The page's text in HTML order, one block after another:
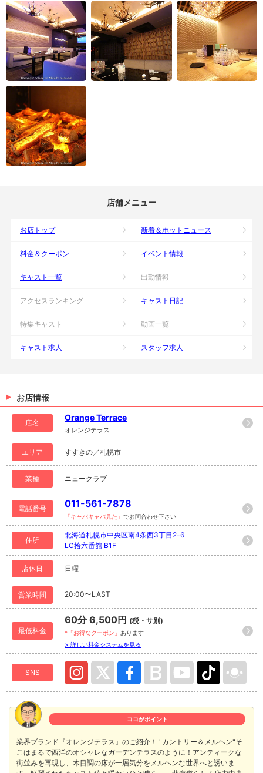
店舗メニュー
お店トップ 新着＆ホットニュース
料金＆クーポン イベント情報
キャスト一覧 出勤情報
アクセスランキング キャスト日記
特集キャスト 動画一覧
キャスト求人 スタッフ求人
お店情報
店名
Orange Terrace
オレンジテラス
エリア すすきの／札幌市
業種 ニュークラブ
電話番号 011-561-7878
「キャバキャバ見た」 でお問合わせ下さい
住所
北海道札幌市中央区南4条西3丁目2-6
LC拾六番館 B1F
店休日 日曜
営業時間 20:00〜LAST
最低料金
60分 6,500円 (税・サ別)
*「お得なクーポン」 あります
> 詳しい料金システムを見る
SNS
ココがポイント
業界ブランド『オレンジテラス』のご紹介！ "カントリー＆メルヘン"そ
こはまるで西洋のオシャレなガーデンテラスのように！アンティークな
街並みを再現し、木目調の床が一層気分をメルヘンな世界へと誘いま